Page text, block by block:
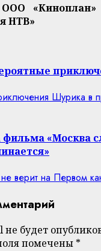
ООО
НТВ»
«Москва
будет
помечены *